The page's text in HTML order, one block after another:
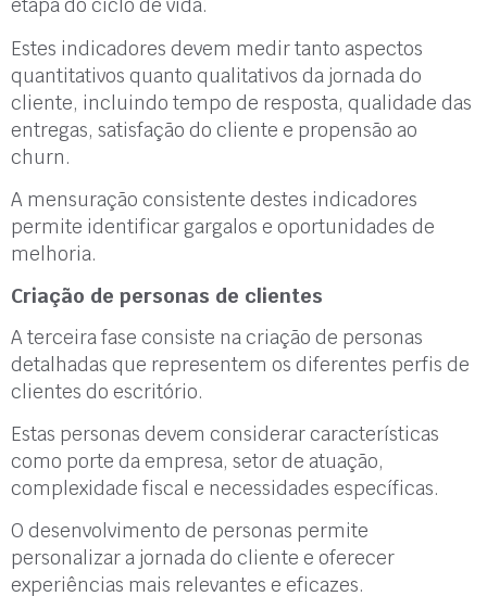
etapa do ciclo de vida.
Estes indicadores devem medir tanto aspectos
quantitativos quanto qualitativos da jornada do
cliente, incluindo tempo de resposta, qualidade das
entregas, satisfação do cliente e propensão ao
churn.
A mensuração consistente destes indicadores
permite identificar gargalos e oportunidades de
melhoria.
Criação de personas de clientes
A terceira fase consiste na criação de personas
detalhadas que representem os diferentes perfis de
clientes do escritório.
Estas personas devem considerar características
como porte da empresa, setor de atuação,
complexidade fiscal e necessidades específicas.
O desenvolvimento de personas permite
personalizar a jornada do cliente e oferecer
experiências mais relevantes e eficazes.